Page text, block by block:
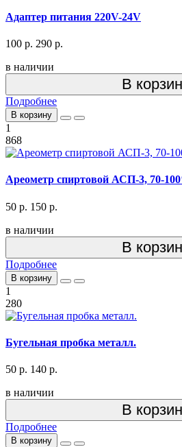
Адаптер питания 220V-24V
100 р. 290 р.
в наличии
В
Подробнее
В корзину
1
868
Ареометр спиртовой АСП-3, 70-
50 р. 150 р.
в наличии
В
Подробнее
В корзину
1
280
Бугельная пробка металл.
50 р. 140 р.
в наличии
В
Подробнее
В корзину